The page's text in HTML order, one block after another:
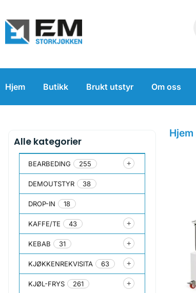
Hjem Butikk Brukt utstyr Om oss
Alle kategorier
BEARBEDING 255
DEMOUTSTYR 38
DROP-IN 18
KAFFE/TE 43
KEBAB 31
KJØKKENREKVISITA 63
KJØL-FRYS 261
Hjem